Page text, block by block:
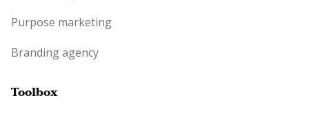
Purpose marketing
Branding agency
Toolbox